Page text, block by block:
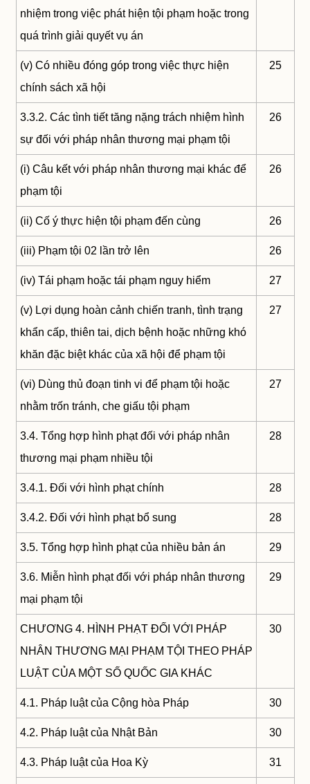
nhiệm trong việc phát hiện tội phạm hoặc trong
quá trình giải quyết vụ án
(v) Có nhiều đóng góp trong việc thực hiện
chính sách xã hội
25
3.3.2. Các tình tiết tăng nặng trách nhiệm hình
sự đối với pháp nhân thương mại phạm tội
26
(i) Câu kết với pháp nhân thương mại khác để
phạm tội
26
(ii) Cố ý thực hiện tội phạm đến cùng 26
(iii) Phạm tội 02 lần trở lên 26
(iv) Tái phạm hoặc tái phạm nguy hiểm 27
(v) Lợi dụng hoàn cảnh chiến tranh, tình trạng
khẩn cấp, thiên tai, dịch bệnh hoặc những khó
khăn đặc biệt khác của xã hội để phạm tội
27
(vi) Dùng thủ đoạn tinh vi để phạm tội hoặc
nhằm trốn tránh, che giấu tội phạm
27
3.4. Tổng hợp hình phạt đối với pháp nhân
thương mại phạm nhiều tội
28
3.4.1. Đối với hình phạt chính 28
3.4.2. Đối với hình phạt bổ sung 28
3.5. Tổng hợp hình phạt của nhiều bản án 29
3.6. Miễn hình phạt đối với pháp nhân thương
mại phạm tội
29
CHƯƠNG 4. HÌNH PHẠT ĐỐI VỚI PHÁP
NHÂN THƯƠNG MẠI PHẠM TỘI THEO PHÁP
LUẬT CỦA MỘT SỐ QUỐC GIA KHÁC
30
4.1. Pháp luật của Cộng hòa Pháp 30
4.2. Pháp luật của Nhật Bản 30
4.3. Pháp luật của Hoa Kỳ 31